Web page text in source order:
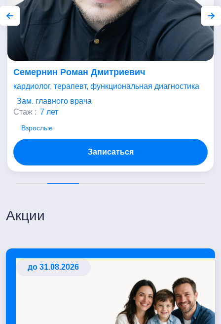
Семернин Роман Дмитриевич
кардиолог, терапевт, функциональная диагностика
Зам. главного врача
Стаж : 7 лет
Взрослые
Записаться
Акции
до 31.08.2026